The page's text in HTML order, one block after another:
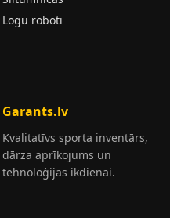
Logu roboti
Garants.lv
Kvalitatīvs sporta inventārs,
dārza aprīkojums un
tehnoloģijas ikdienai.